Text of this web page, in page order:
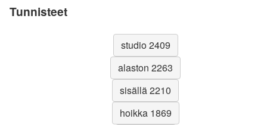
Tunnisteet
studio 2409
alaston 2263
sisällä 2210
hoikka 1869